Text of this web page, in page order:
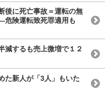
後に死亡事故＝運転の無
危険運転致死罪適用も
減するも売上微増で１２
た新人が「3人」もいた